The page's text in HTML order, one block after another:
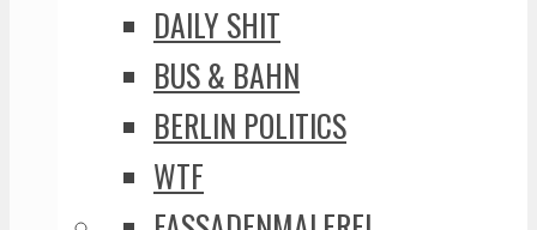
DAILY SHIT
BUS & BAHN
BERLIN POLITICS
WTF